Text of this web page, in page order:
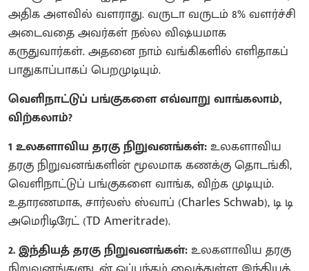
அதிக அளவில் வளராது. வருடா வருடம் 8% வளர்ச்சி
அடைவதை அவர்கள் நல்ல விஷயமாக
கருதுவார்கள். அதனை நாம் வங்கிகளில் எளிதாகப்
பாதுகாப்பாகப் பெறமுடியும்.
வெளிநாட்டுப் பங்குகளை எவ்வாறு வாங்கலாம்,
விற்கலாம்?
1 உலகளாவிய தரகு நிறுவனங்கள்:உலகளாவிய
தரகு நிறுவனங்களின் மூலமாக கணக்கு தொடங்கி,
வெளிநாட்டுப் பங்குகளை வாங்க, விற்க முடியும்.
உதாரணமாக, சார்லஸ் ஸ்வாப் (Charles Schwab), டி டி
அமெரிடிரேட் (TD Ameritrade).
2. இந்தியத் தரகு நிறுவனங்கள்:உலகளாவிய தரகு